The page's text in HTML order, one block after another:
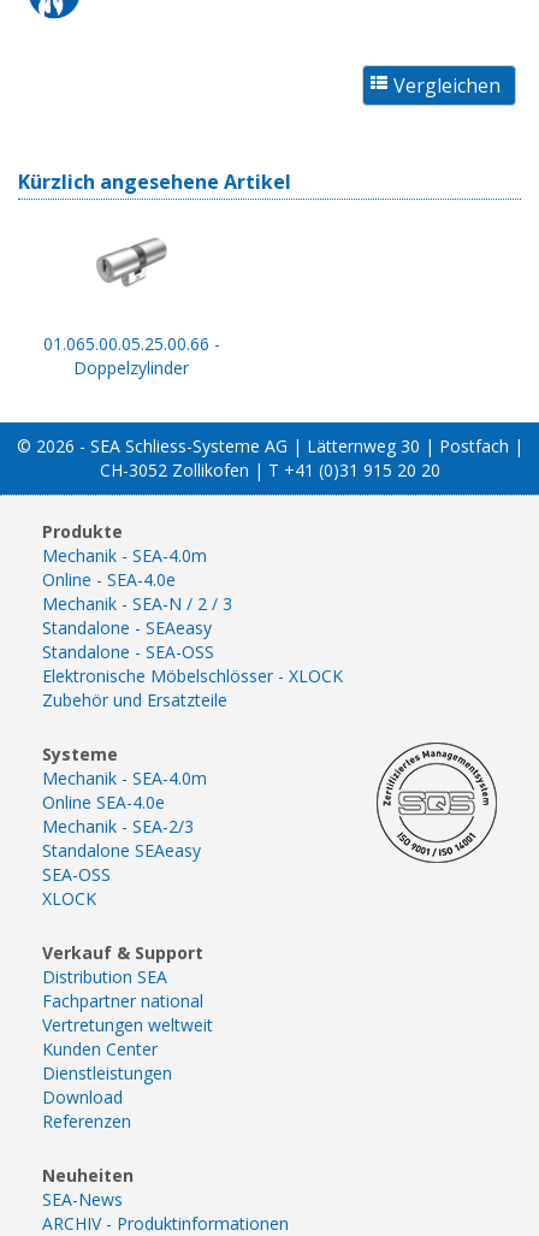
Kürzlich angesehene Artikel
01.065.00.05.25.00.66 -
Doppelzylinder
© 2026 - SEA Schliess-Systeme AG | Lätternweg 30 | Postfach |
CH-3052 Zollikofen | T +41 (0)31 915 20 20
Produkte
Mechanik - SEA-4.0m
Online - SEA-4.0e
Mechanik - SEA-N / 2 / 3
Standalone - SEAeasy
Standalone - SEA-OSS
Elektronische Möbelschlösser - XLOCK
Zubehör und Ersatzteile
Systeme
Mechanik - SEA-4.0m
Online SEA-4.0e
Mechanik - SEA-2/3
Standalone SEAeasy
SEA-OSS
XLOCK
Verkauf & Support
Distribution SEA
Fachpartner national
Vertretungen weltweit
Kunden Center
Dienstleistungen
Download
Referenzen
Neuheiten
SEA-News
ARCHIV - Produktinformationen